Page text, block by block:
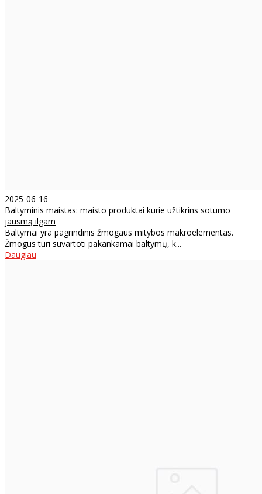
2025-06-16
Baltyminis maistas: maisto produktai kurie užtikrins sotumo
jausmą ilgam
Baltymai yra pagrindinis žmogaus mitybos makroelementas.
Žmogus turi suvartoti pakankamai baltymų, k...
Daugiau